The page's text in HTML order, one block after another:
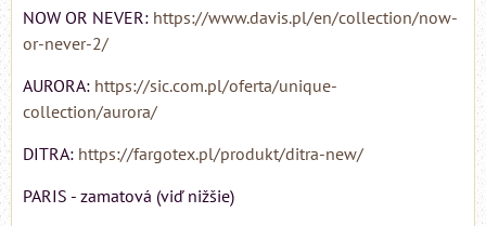
NOW OR NEVER: https://www.davis.pl/en/collection/now-
or-never-2/
AURORA: https://sic.com.pl/oferta/unique-
collection/aurora/
DITRA: https://fargotex.pl/produkt/ditra-new/
PARIS - zamatová (viď nižšie)